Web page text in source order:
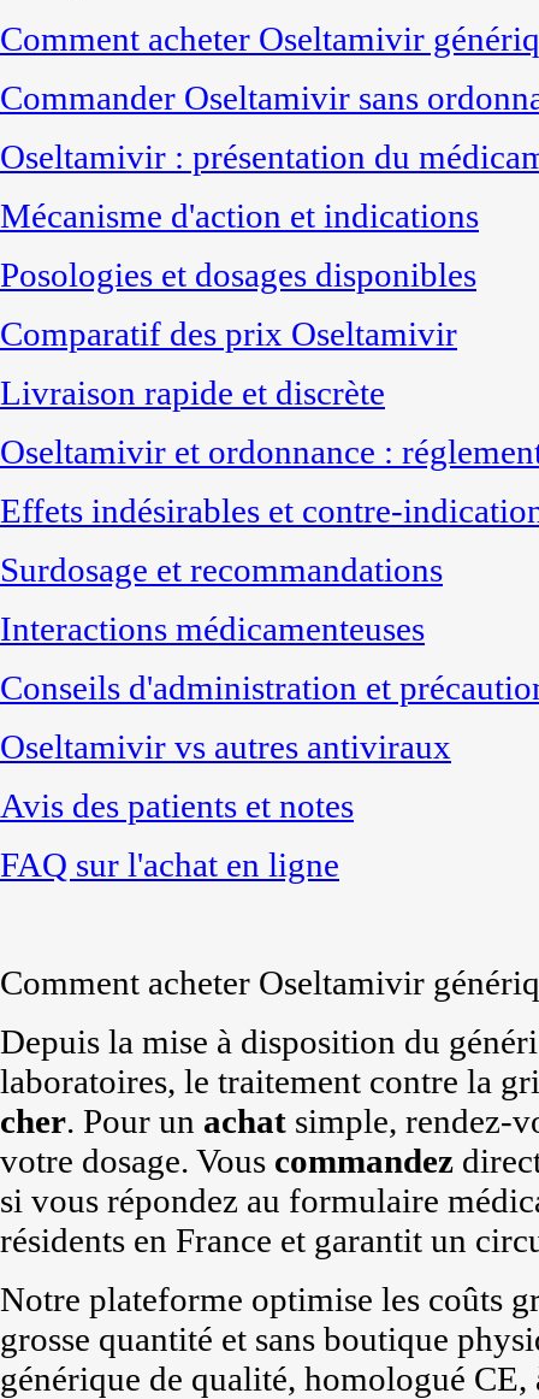
Comment acheter Oseltamivir
Commander Oseltamivir sans
Oseltamivir : présentation du
Mécanisme d'action et indications
Posologies et dosages disponibles
Comparatif des prix Oseltamivir
Livraison rapide et discrète
Oseltamivir et ordonnance :
Effets indésirables et contre-
Surdosage et recommandations
Interactions médicamenteuses
Conseils d'administration et
Oseltamivir vs autres antiviraux
Avis des patients et notes
FAQ sur l'achat en ligne
Comment acheter Oseltamivir
Depuis la mise à disposition du
laboratoires, le traitement contre la
cher. Pour un achat simple, rendez-
votre dosage. Vous commandez
si vous répondez au formulaire
résidents en France et garantit un
Notre plateforme optimise les coûts
grosse quantité et sans boutique
générique de qualité, homologué